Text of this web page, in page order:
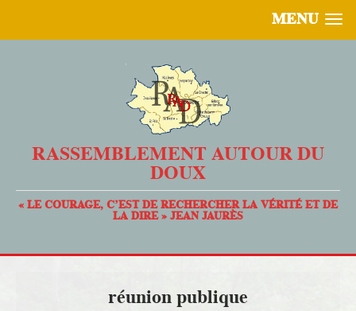
MENU
RASSEMBLEMENT AUTOUR DU
DOUX
« LE COURAGE, C’EST DE RECHERCHER LA VÉRITÉ ET DE
LA DIRE » JEAN JAURÈS
réunion publique